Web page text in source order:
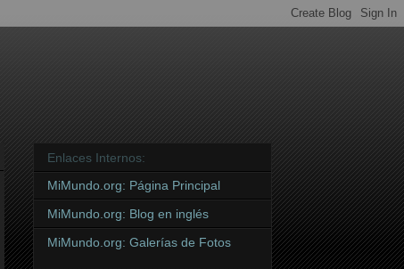
Enlaces Internos:
MiMundo.org: Página Principal
MiMundo.org: Blog en inglés
MiMundo.org: Galerías de Fotos